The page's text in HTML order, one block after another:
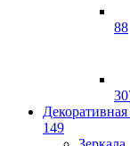
88
149